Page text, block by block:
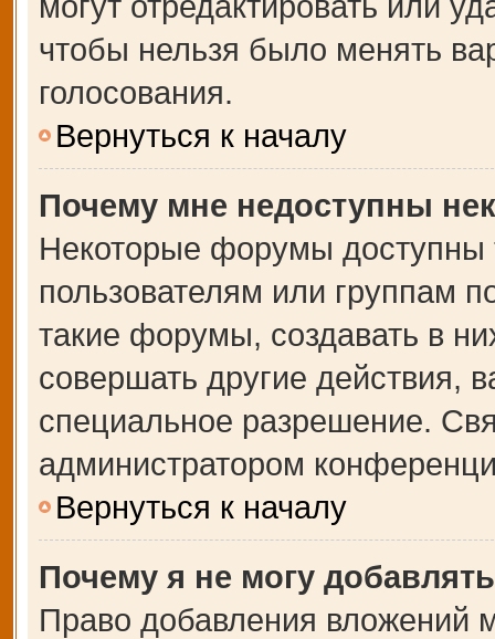
чтобы нельзя было менять
голосования.
Вернуться к началу
Почему мне недоступны
Некоторые форумы доступны
пользователям или группам
такие форумы, создавать в
совершать другие действия,
специальное разрешение.
администратором
Вернуться к началу
Почему я не могу
Право добавления вложений